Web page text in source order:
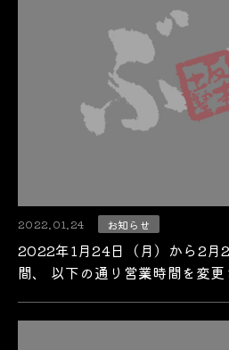
2022.01.24 お知らせ
2022年1月24日（月）から2月
間、 以下の通り営業時間を変